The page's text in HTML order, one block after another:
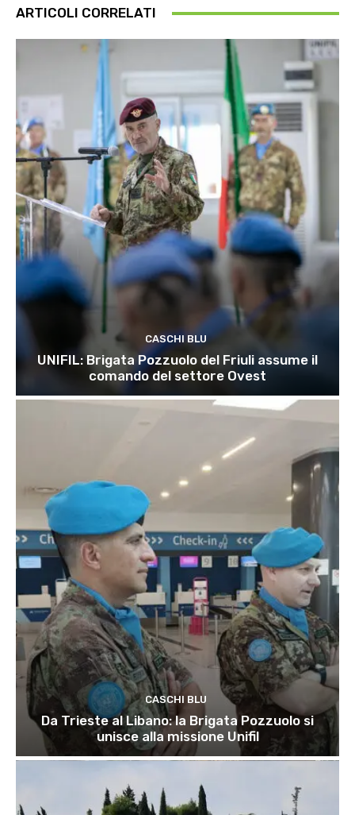
ARTICOLI CORRELATI
CASCHI BLU
UNIFIL: Brigata Pozzuolo del Friuli assume il
comando del settore Ovest
CASCHI BLU
Da Trieste al Libano: la Brigata Pozzuolo si
unisce alla missione Unifil